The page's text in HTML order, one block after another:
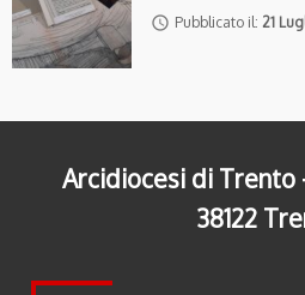
access_time Pubblicato il: 21
Arcidiocesi di Trento
38122